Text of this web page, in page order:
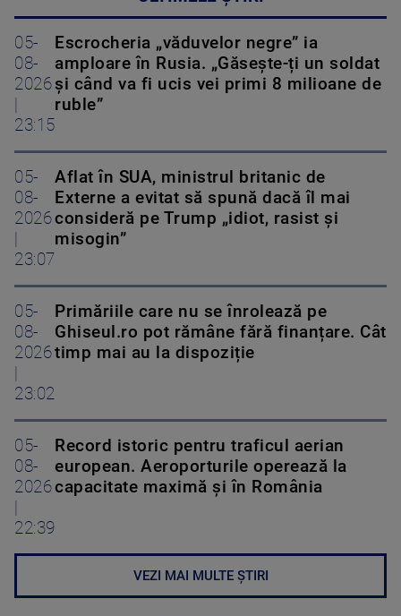
05-
08-
2026
23:15
Escrocheria „văduvelor negre” ia
amploare în Rusia. „Găsește-ți un soldat
și când va fi ucis vei primi 8 milioane de
ruble”
05-
08-
2026
23:07
Aflat în SUA, ministrul britanic de
Externe a evitat să spună dacă îl mai
consideră pe Trump „idiot, rasist și
misogin”
05-
08-
2026
23:02
Primăriile care nu se înrolează pe
Ghiseul.ro pot rămâne fără finanțare. Cât
timp mai au la dispoziție
05-
08-
2026
22:39
Record istoric pentru traficul aerian
european. Aeroporturile operează la
capacitate maximă și în România
VEZI MAI MULTE ȘTIRI